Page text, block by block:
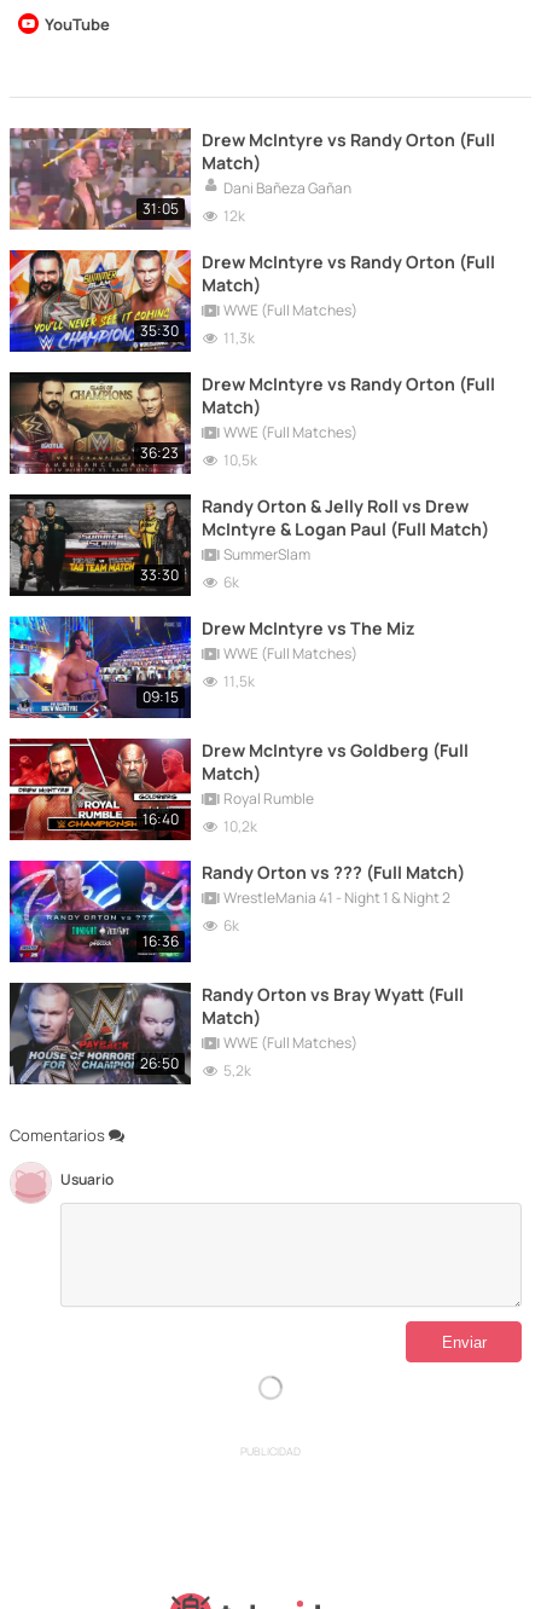
YouTube
Comentarios
Usuario
31:05
Drew McIntyre vs Randy Orton (Full
Match)
Dani Bañeza Gañan
12k
35:30
Drew McIntyre vs Randy Orton (Full
Match)
WWE (Full Matches)
11,3k
36:23
Drew McIntyre vs Randy Orton (Full
Match)
WWE (Full Matches)
10,5k
33:30
Randy Orton & Jelly Roll vs Drew
McIntyre & Logan Paul (Full Match)
SummerSlam
6k
09:15
Drew McIntyre vs The Miz
WWE (Full Matches)
11,5k
16:40
Drew McIntyre vs Goldberg (Full
Match)
Royal Rumble
10,2k
16:36
Randy Orton vs ??? (Full Match)
WrestleMania 41 - Night 1 & Night 2
6k
26:50
Randy Orton vs Bray Wyatt (Full
Match)
WWE (Full Matches)
5,2k
PUBLICIDAD